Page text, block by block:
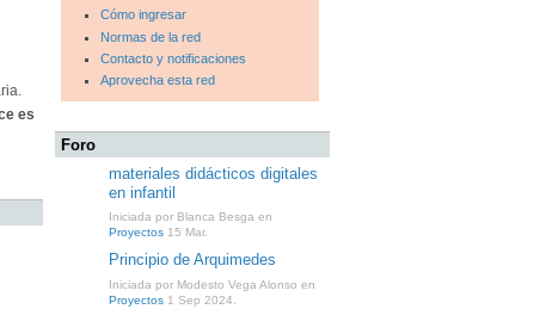
es
Cómo ingresar
Normas de la red
Contacto y notificaciones
Aprovecha esta red
Foro
materiales didácticos digitales
en infantil
Iniciada por Blanca Besga en
Proyectos 15 Mar.
Principio de Arquimedes
Iniciada por Modesto Vega Alonso en
Proyectos 1 Sep 2024.